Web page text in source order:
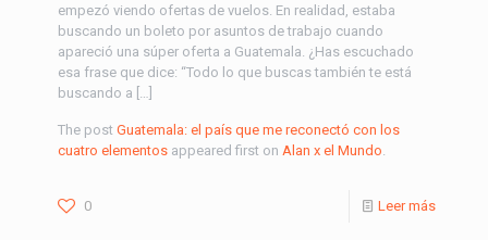
empezó viendo ofertas de vuelos. En realidad, estaba
buscando un boleto por asuntos de trabajo cuando
apareció una súper oferta a Guatemala. ¿Has escuchado
esa frase que dice: “Todo lo que buscas también te está
buscando a […]
The post Guatemala: el país que me reconectó con los
cuatro elementos appeared first on Alan x el Mundo
0 Leer más